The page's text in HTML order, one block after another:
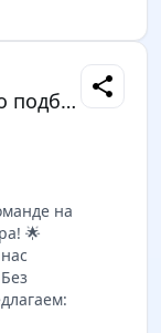
Оператор колл-центра по подбору персонала
на
🌟
share